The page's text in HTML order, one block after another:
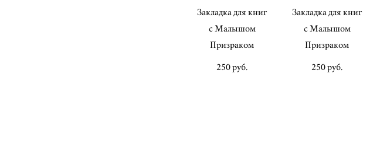
Закладка для книг
с Малышом
Призраком
250 pуб.
Закладка для книг
с Малышом
Призраком
250 pуб.